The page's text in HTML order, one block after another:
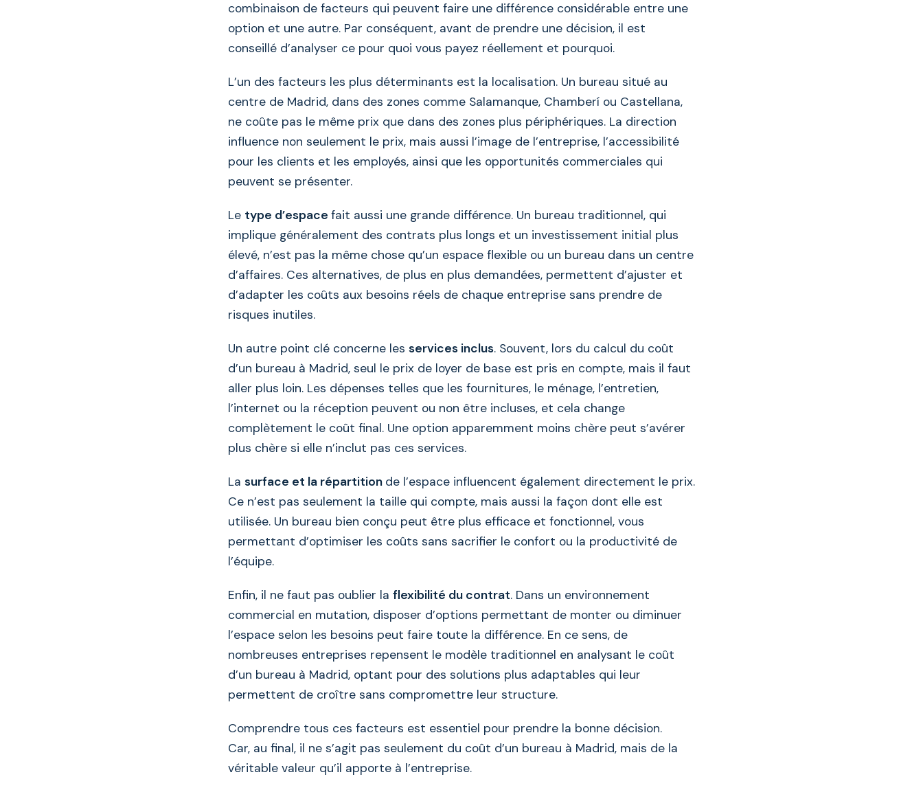
combinaison de facteurs qui peuvent faire une différence considérable entre une
option et une autre. Par conséquent, avant de prendre une décision, il est
conseillé d’analyser ce pour quoi vous payez réellement et pourquoi.
L’un des facteurs les plus déterminants est la localisation. Un bureau situé au
centre de Madrid, dans des zones comme Salamanque, Chamberí ou Castellana,
ne coûte pas le même prix que dans des zones plus périphériques. La direction
influence non seulement le prix, mais aussi l’image de l’entreprise, l’accessibilité
pour les clients et les employés, ainsi que les opportunités commerciales qui
peuvent se présenter.
Le type d’espace fait aussi une grande différence. Un bureau traditionnel, qui
implique généralement des contrats plus longs et un investissement initial plus
élevé, n’est pas la même chose qu’un espace flexible ou un bureau dans un centre
d’affaires. Ces alternatives, de plus en plus demandées, permettent d’ajuster et
d’adapter les coûts aux besoins réels de chaque entreprise sans prendre de
risques inutiles.
Un autre point clé concerne les services inclus. Souvent, lors du calcul du coût
d’un bureau à Madrid, seul le prix de loyer de base est pris en compte, mais il faut
aller plus loin. Les dépenses telles que les fournitures, le ménage, l’entretien,
l’internet ou la réception peuvent ou non être incluses, et cela change
complètement le coût final. Une option apparemment moins chère peut s’avérer
plus chère si elle n’inclut pas ces services.
La surface et la répartition de l’espace influencent également directement le prix.
Ce n’est pas seulement la taille qui compte, mais aussi la façon dont elle est
utilisée. Un bureau bien conçu peut être plus efficace et fonctionnel, vous
permettant d’optimiser les coûts sans sacrifier le confort ou la productivité de
l’équipe.
Enfin, il ne faut pas oublier la flexibilité du contrat. Dans un environnement
commercial en mutation, disposer d’options permettant de monter ou diminuer
l’espace selon les besoins peut faire toute la différence. En ce sens, de
nombreuses entreprises repensent le modèle traditionnel en analysant le coût
d’un bureau à Madrid, optant pour des solutions plus adaptables qui leur
permettent de croître sans compromettre leur structure.
Comprendre tous ces facteurs est essentiel pour prendre la bonne décision.
Car, au final, il ne s’agit pas seulement du coût d’un bureau à Madrid, mais de la
véritable valeur qu’il apporte à l’entreprise.